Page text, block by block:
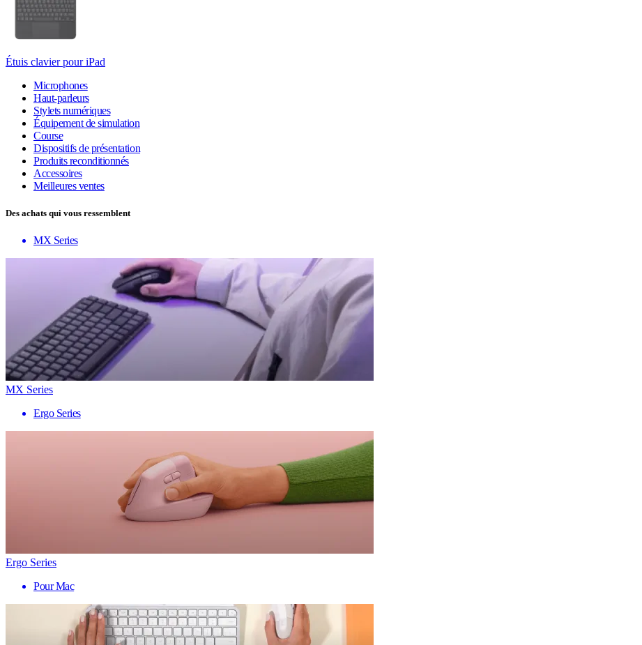
Étuis clavier pour iPad
Microphones
Haut-parleurs
Stylets numériques
Équipement de simulation
Course
Dispositifs de présentation
Produits reconditionnés
Accessoires
Meilleures ventes
Des achats qui vous ressemblent
MX Series
MX Series
Ergo Series
Ergo Series
Pour Mac